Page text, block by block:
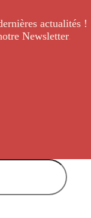
actualités !
Newsletter.